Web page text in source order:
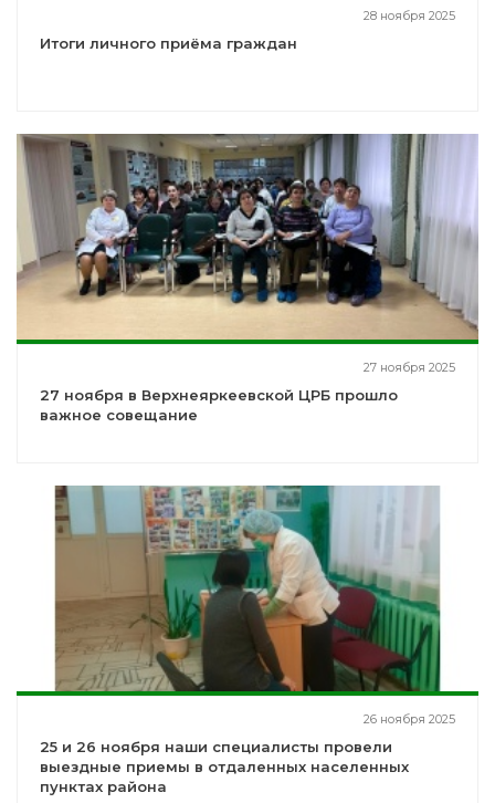
28 ноября 2025
Итоги личного приёма граждан
27 ноября 2025
27 ноября в Верхнеяркеевской ЦРБ прошло
важное совещание
26 ноября 2025
25 и 26 ноября наши специалисты провели
выездные приемы в отдаленных населенных
пунктах района